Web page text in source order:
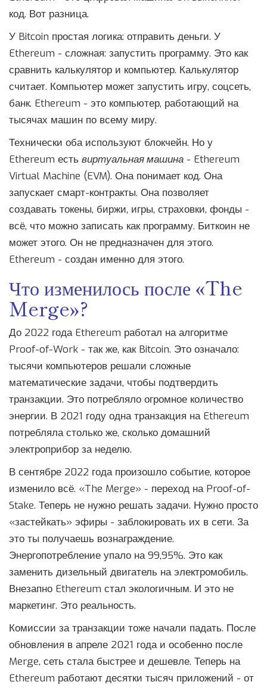
код. Вот разница.
У Bitcoin простая логика: отправить деньги. У
Ethereum - сложная: запустить программу. Это как
сравнить калькулятор и компьютер. Калькулятор
считает. Компьютер может запустить игру, соцсеть,
банк. Ethereum - это компьютер, работающий на
тысячах машин по всему миру.
Технически оба используют блокчейн. Но у
Ethereum есть виртуальная машина - Ethereum
Virtual Machine (EVM). Она понимает код. Она
запускает смарт-контракты. Она позволяет
создавать токены, биржи, игры, страховки, фонды -
всё, что можно записать как программу. Биткоин не
может этого. Он не предназначен для этого.
Ethereum - создан именно для этого.
Что изменилось после «The
Merge»?
До 2022 года Ethereum работал на алгоритме
Proof-of-Work - так же, как Bitcoin. Это означало:
тысячи компьютеров решали сложные
математические задачи, чтобы подтвердить
транзакции. Это потребляло огромное количество
энергии. В 2021 году одна транзакция на Ethereum
потребляла столько же, сколько домашний
электроприбор за неделю.
В сентябре 2022 года произошло событие, которое
изменило всё. «The Merge» - переход на Proof-of-
Stake. Теперь не нужно решать задачи. Нужно просто
«застейкать» эфиры - заблокировать их в сети. За
это ты получаешь вознаграждение.
Энергопотребление упало на 99,95%. Это как
заменить дизельный двигатель на электромобиль.
Внезапно Ethereum стал экологичным. И это не
маркетинг. Это реальность.
Комиссии за транзакции тоже начали падать. После
обновления в апреле 2021 года и особенно после
Merge, сеть стала быстрее и дешевле. Теперь на
Ethereum работают десятки тысяч приложений - от